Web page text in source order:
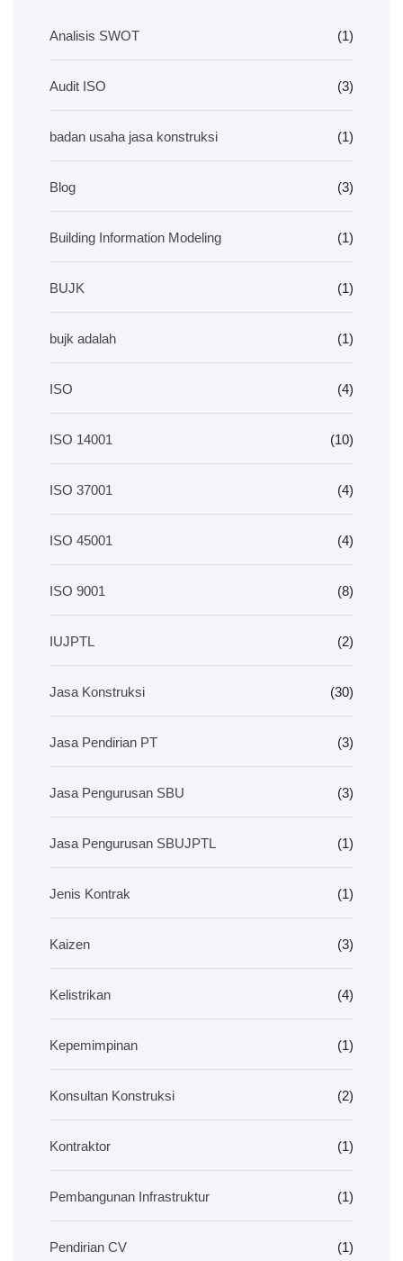
Analisis SWOT (1)
Audit ISO (3)
badan usaha jasa konstruksi (1)
Blog (3)
Building Information Modeling (1)
BUJK (1)
bujk adalah (1)
ISO (4)
ISO 14001 (10)
ISO 37001 (4)
ISO 45001 (4)
ISO 9001 (8)
IUJPTL (2)
Jasa Konstruksi (30)
Jasa Pendirian PT (3)
Jasa Pengurusan SBU (3)
Jasa Pengurusan SBUJPTL (1)
Jenis Kontrak (1)
Kaizen (3)
Kelistrikan (4)
Kepemimpinan (1)
Konsultan Konstruksi (2)
Kontraktor (1)
Pembangunan Infrastruktur (1)
Pendirian CV (1)